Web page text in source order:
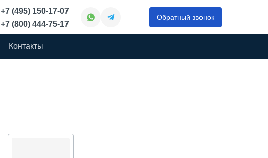
+7 (495) 150-17-07
Обратный звонок
+7 (800) 444-75-17
Контакты